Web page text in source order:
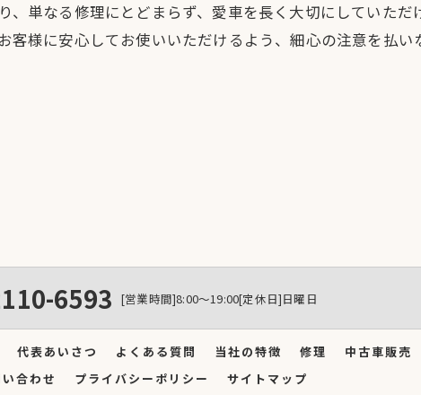
、単なる修理にとどまらず、愛車を長く大切にしていた
客様に安心してお使いいただけるよう、細心の注意を払
6593 [営業時間]8:00～19:00[定休日]日曜日
代表あいさつ よくある質問 当社の特徴 修理 中古車販売
合わせ プライバシーポリシー サイトマップ